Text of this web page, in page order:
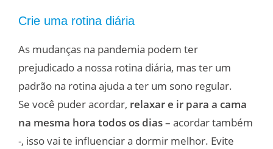
Crie uma rotina diária
As mudanças na pandemia podem ter
prejudicado a nossa rotina diária, mas ter um
padrão na rotina ajuda a ter um sono regular.
Se você puder acordar, relaxar e ir para a cama
na mesma hora todos os dias– acordar também
-, isso vai te influenciar a dormir melhor. Evite